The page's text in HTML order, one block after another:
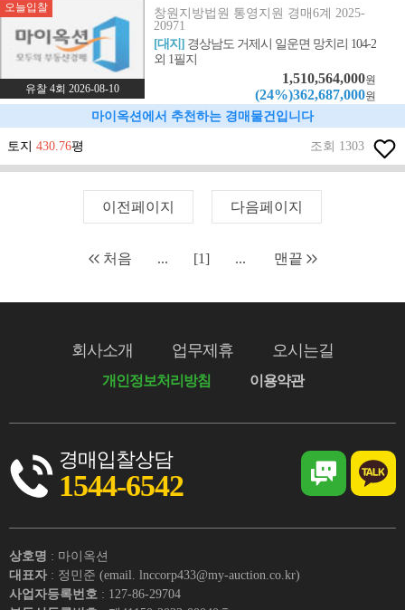
오늘입찰
유찰 4회 2026-08-10
창원지방법원 통영지원 경매6계 2025-
20971
[대지] 경상남도 거제시 일운면 망치리 104-2
외 1필지
1,510,564,000원
(24%)362,687,000원
마이옥션에서 추천하는 경매물건입니다
토지 430.76평 조회 1303
이전페이지 다음페이지
처음 ... [1] ... 맨끝
회사소개 업무제휴 오시는길
개인정보처리방침 이용약관
경매입찰상담
1544-6542
상호명 : 마이옥션
대표자 : 정민준 (email. lnccorp433@my-auction.co.kr)
사업자등록번호 : 127-86-29704